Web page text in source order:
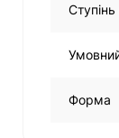
Форма